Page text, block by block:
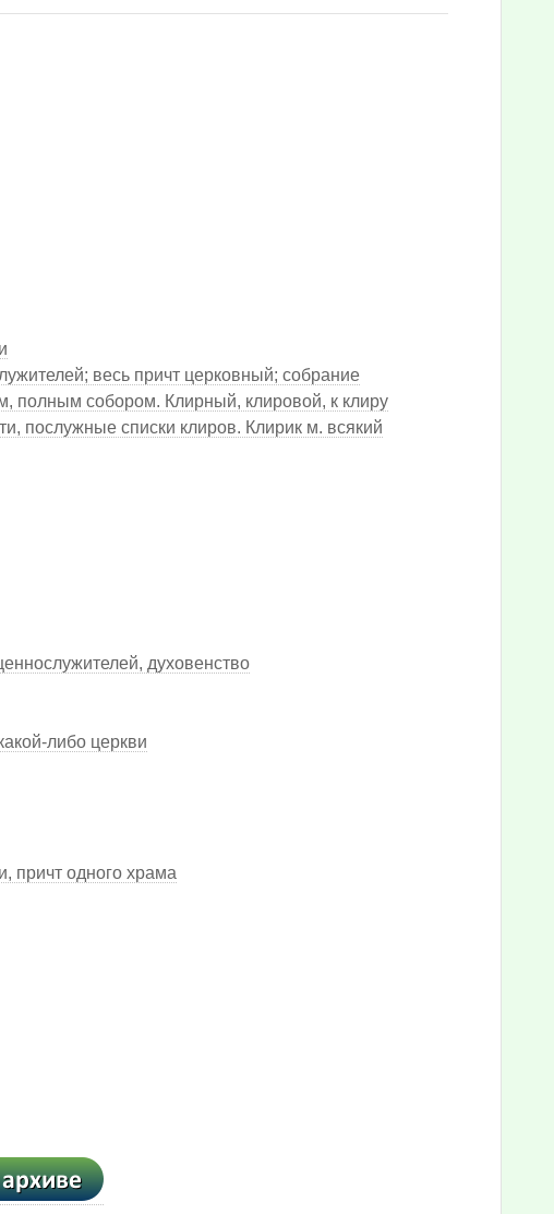
весь причт церковный; собрание
полным собором. Клирный, клировой, к клиру
послужные списки клиров. Клирик м. всякий
духовенство
либо церкви
причт одного храма